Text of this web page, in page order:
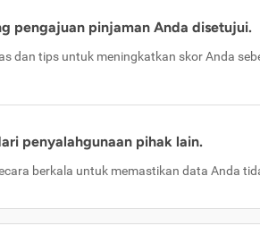
pengajuan pinjaman Anda disetujui.
dan tips untuk meningkatkan skor Anda
penyalahgunaan pihak lain.
berkala untuk memastikan data Anda